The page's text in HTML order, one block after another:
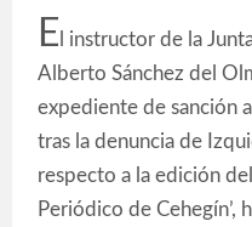
E l instructor de la
Alberto Sánchez del
expediente de sanción
tras la denuncia de
respecto a la edición
Periódico de Cehegín’,